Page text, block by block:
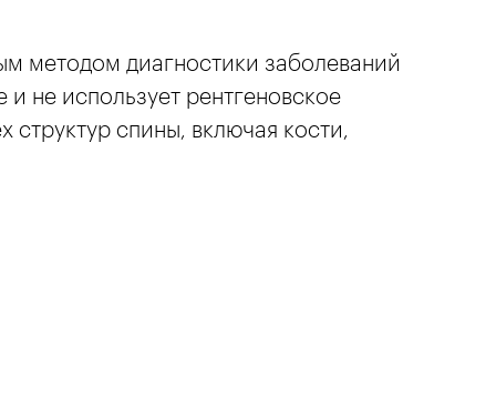
методом диагностики заболеваний
не использует рентгеновское
спины, включая кости,